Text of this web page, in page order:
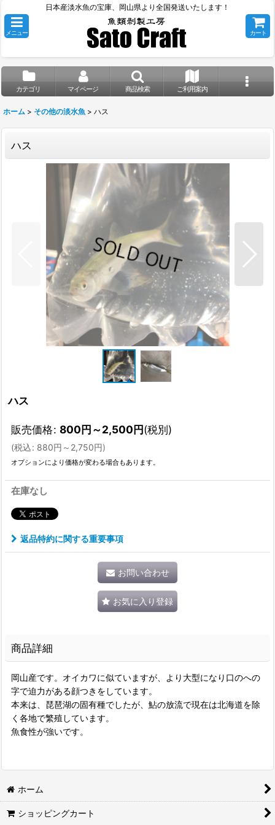
日本産淡水魚の宝庫、岡山県より全国発送いたします！
メニュー カート
カテゴリ マイページ 商品検索 ご利用案内
ホーム > その他の淡水魚 > ハス
ハス
ハス
販売価格: 800円～2,500円(税別)
(税込: 880円 ～2,750円)
オプションにより価格が変わる場合もあります。
在庫なし
返品特約に関する重要事項
お問い合わせ
お気に入り登録
商品詳細
岡山産です。オイカワに似ていますが、より大型になり口のへの
字で迫力がある顔つきをしています。
本来は、琵琶湖の固有種でしたが、鮎の放流で現在は北海道を除
く各地で繁殖しています。
魚食性が強いです。
ホーム
ショッピングカート